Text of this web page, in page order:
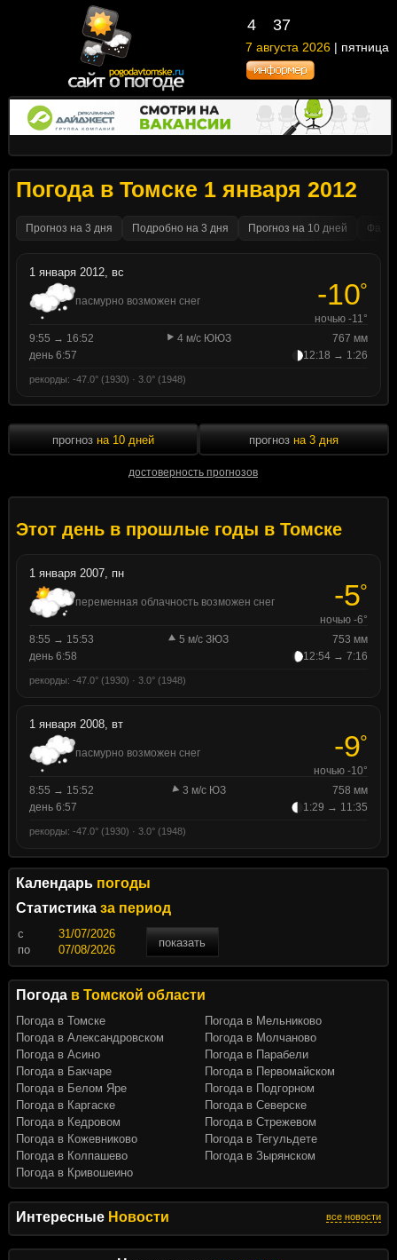
4 37
7 августа 2026 | пятница
Интересные Новости все новости
Погода в Томске 1 января 2012
Прогноз на 3 дня Подробно на 3 дня Прогноз на 10 дней
1 января 2012, вс
пасмурно возможен снег -10°
ночью -11°
9:55 → 16:52
4 м/с ЮЮЗ
767 мм
день 6:57
12:18 → 1:26
рекорды: -47.0° (1930) · 3.0° (1948)
прогноз на 10 дней
достоверность прогнозов
прогноз на 3 дня
Этот день в прошлые годы в Томске
1 января 2007, пн
переменная облачность возможен снег -5°
ночью -6°
8:55 → 15:53
5 м/с ЗЮЗ
753 мм
день 6:58
12:54 → 7:16
рекорды: -47.0° (1930) · 3.0° (1948)
1 января 2008, вт
пасмурно возможен снег -9°
ночью -10°
8:55 → 15:52
3 м/с ЮЗ
758 мм
день 6:57
1:29 → 11:35
рекорды: -47.0° (1930) · 3.0° (1948)
Календарь погоды
Статистика за период
c
показать
по
Погода в Томской области
Погода в Томске
Погода в Александровском
Погода в Асино
Погода в Бакчаре
Погода в Белом Яре
Погода в Каргаске
Погода в Кедровом
Погода в Кожевниково
Погода в Колпашево
Погода в Кривошеино
Погода в Мельниково
Погода в Молчаново
Погода в Парабели
Погода в Первомайском
Погода в Подгорном
Погода в Северске
Погода в Стрежевом
Погода в Тегульдете
Погода в Зырянском